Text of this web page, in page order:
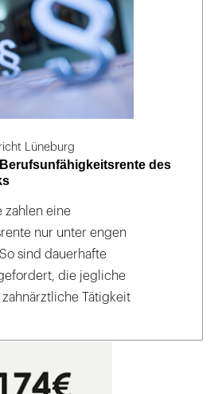
Lüneburg
des
zahlen eine
nur unter engen
sind dauerhafte
die jegliche
Tätigkeit